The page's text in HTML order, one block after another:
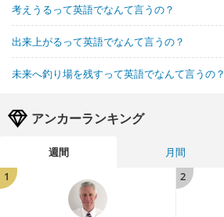
考えうるって英語でなんて言うの？
出来上がるって英語でなんて言うの？
未来へ釣り場を残すって英語でなんて言うの？
アンカーランキング
週間 月間
1
2